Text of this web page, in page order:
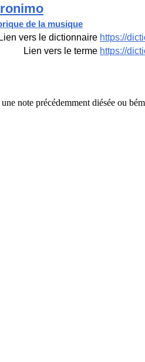
de la musique
vers le dictionnaire https://
Lien vers le terme https://
note précédemment diésée ou